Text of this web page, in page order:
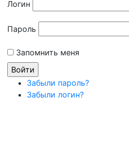
Логин
Пароль
Запомнить меня
Забыли пароль?
Забыли логин?